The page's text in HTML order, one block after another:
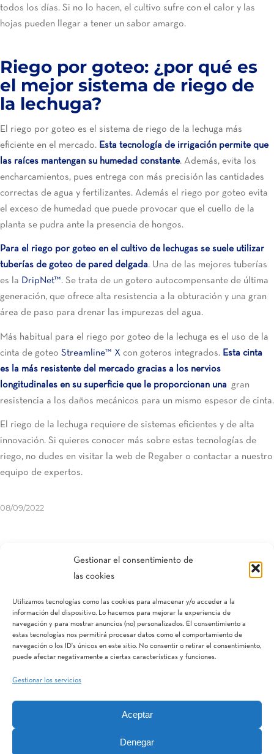
Gestionar el consentimiento de
las cookies
Utilizamos tecnologías como las cookies para almacenar y/o acceder a la
información del dispositivo. Lo hacemos para mejorar la experiencia de
navegación y para mostrar anuncios (no) personalizados. El consentimiento a
estas tecnologías nos permitirá procesar datos como el comportamiento de
navegación o los ID's únicos en este sitio. No consentir o retirar el consentimiento,
puede afectar negativamente a ciertas características y funciones.
Gestionar los servicios
Aceptar
Denegar
todos los días. Si no lo hacen, el cultivo sufre con el calor y las
hojas pueden llegar a tener un sabor amargo.
Riego por goteo: ¿por qué es
el mejor sistema de riego de
la lechuga?
El riego por goteo es el sistema de riego de la lechuga más
eficiente en el mercado. Esta tecnología de irrigación permite que
las raíces mantengan su humedad constante. Además, evita los
encharcamientos, pues entrega con más precisión las cantidades
correctas de agua y fertilizantes. Además el riego por goteo evita
el exceso de humedad que puede provocar que el cuello de la
planta se pudra ante la presencia de hongos.
Para el riego por goteo en el cultivo de lechugas se suele utilizar
tuberías de goteo de pared delgada. Una de las mejores tuberías
es la DripNet™. Se trata de un gotero autocompensante de última
generación, que ofrece alta resistencia a la obturación y una gran
área de paso para drenar las impurezas del agua.
Más habitual para el riego por goteo de la lechuga es el uso de la
cinta de goteo Streamline™ X con goteros integrados. Esta cinta
es la más resistente del mercado gracias a los nervios
longitudinales en su superficie que le proporcionan una
gran
resistencia a los daños mecánicos para un mismo espesor de cinta.
El riego de la lechuga requiere de sistemas eficientes y de alta
innovación. Si quieres conocer más sobre estas tecnologías de
riego, no dudes en visitar la web de Regaber o contactar a nuestro
equipo de expertos.
08/09/2022